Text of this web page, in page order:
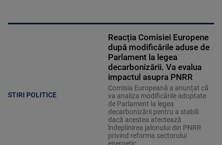
STIRI POLITICE
Reacția Comisiei Europene
după modificările aduse de
Parlament la legea
decarbonizării. Va evalua
impactul asupra PNRR
Comisia Europeană a anunțat că
va analiza modificările adoptate
de Parlament la legea
decarbonizării pentru a stabili
dacă acestea afectează
îndeplinirea jalonului din PNRR
privind reforma sectorului